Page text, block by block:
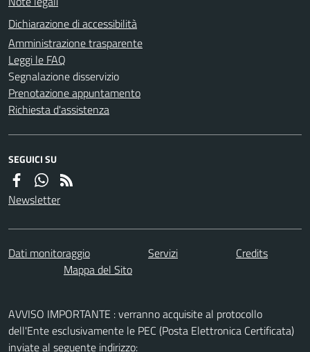
Dichiarazione di accessibilità
Amministrazione trasparente
Leggi le FAQ
Segnalazione disservizio
Prenotazione appuntamento
Richiesta d'assistenza
SEGUICI SU
Newsletter
Dati monitoraggio Servizi
Credits
Mappa del Sito
AVVISO IMPORTANTE : verranno acquisite al protocollo
dell'Ente esclusivamente le PEC (Posta Elettronica Certificata)
inviate al seguente indirizzo: